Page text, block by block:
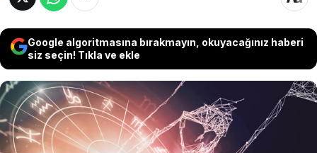
Google algoritmasına bırakmayın, okuyacağınız haberi
siz seçin! Tıkla ve ekle
28 Mayıs 2025 Çarşamba günü gökyüzü, burçlara
duygusal derinlikler, ani kararlar ve yeni başlangıçlar
sunuyor. Ay’ın Akrep burcundaki seyri, sezgisel
farkındalığı artırırken gizli kalan duyguların yüzeye